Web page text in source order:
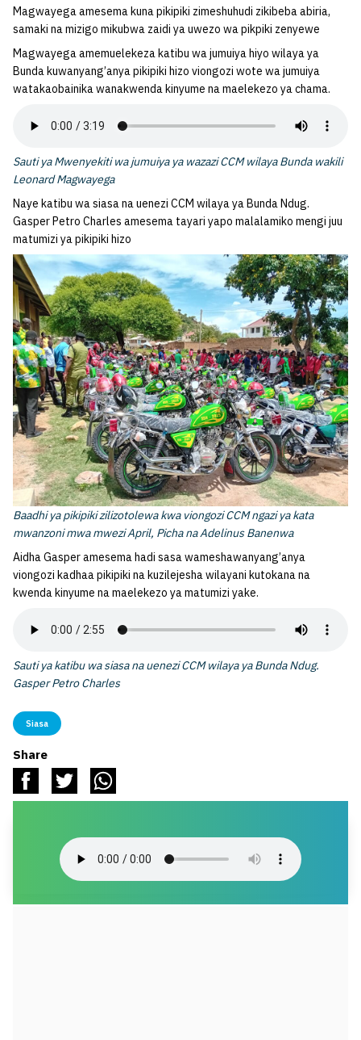
Magwayega amesema kuna pikipiki zimeshuhudi zikibeba abiria,
samaki na mizigo mikubwa zaidi ya uwezo wa pikpiki zenyewe
Magwayega amemuelekeza katibu wa jumuiya hiyo wilaya ya
Bunda kuwanyang’anya pikipiki hizo viongozi wote wa jumuiya
watakaobainika wanakwenda kinyume na maelekezo ya chama.
Sauti ya Mwenyekiti wa jumuiya ya wazazi CCM wilaya Bunda wakili
Leonard Magwayega
Naye katibu wa siasa na uenezi CCM wilaya ya Bunda Ndug.
Gasper Petro Charles amesema tayari yapo malalamiko mengi juu
matumizi ya pikipiki hizo
Baadhi ya pikipiki zilizotolewa kwa viongozi CCM ngazi ya kata
mwanzoni mwa mwezi April, Picha na Adelinus Banenwa
Aidha Gasper amesema hadi sasa wameshawanyang’anya
viongozi kadhaa pikipiki na kuzilejesha wilayani kutokana na
kwenda kinyume na maelekezo ya matumizi yake.
Sauti ya katibu wa siasa na uenezi CCM wilaya ya Bunda Ndug.
Gasper Petro Charles
Siasa
Share